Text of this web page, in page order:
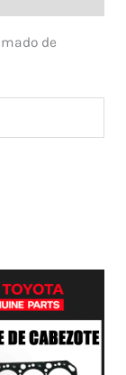
de